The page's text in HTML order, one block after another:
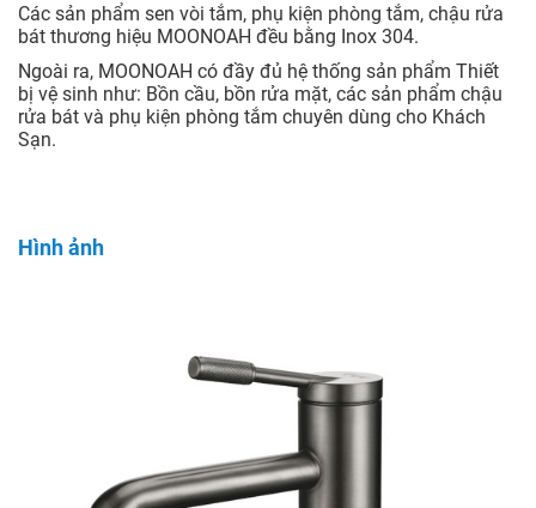
Các sản phẩm sen vòi tắm, phụ kiện phòng tắm, chậu rửa
bát thương hiệu MOONOAH đều bằng Inox 304.
Ngoài ra, MOONOAH có đầy đủ hệ thống sản phẩm Thiết
bị vệ sinh như: Bồn cầu, bồn rửa mặt, các sản phẩm chậu
rửa bát và phụ kiện phòng tắm chuyên dùng cho Khách
Sạn.
Hình ảnh